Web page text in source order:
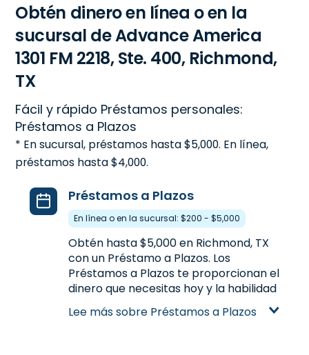
Obtén dinero en línea o en la
sucursal de Advance America
1301 FM 2218, Ste. 400, Richmond,
TX
Fácil y rápido Préstamos personales:
Préstamos a Plazos
* En sucursal, préstamos hasta $5,000. En línea,
préstamos hasta $4,000.
Préstamos a Plazos
En línea o en la sucursal: $200 - $5,000
Obtén hasta $5,000 en Richmond, TX
con un Préstamo a Plazos. Los
Préstamos a Plazos te proporcionan el
dinero que necesitas hoy y la habilidad
the pagarlo a plazos con más tiempo.
Te ofrecen préstamos con montos
Lee más sobre Préstamos a Plazos